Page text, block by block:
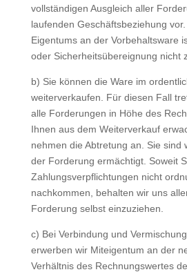
vollständigen Ausgleich aller
laufenden Geschäftsbeziehung
Eigentums an der Vorbehaltsware
oder Sicherheitsübereignung nicht
b) Sie können die Ware im
weiterverkaufen. Für diesen Fall
alle Forderungen in Höhe des
Ihnen aus dem Weiterverkauf
nehmen die Abtretung an. Sie sind
der Forderung ermächtigt. Soweit
Zahlungsverpflichtungen nicht
nachkommen, behalten wir uns
Forderung selbst einzuziehen.
c) Bei Verbindung und
erwerben wir Miteigentum an der
Verhältnis des Rechnungswertes